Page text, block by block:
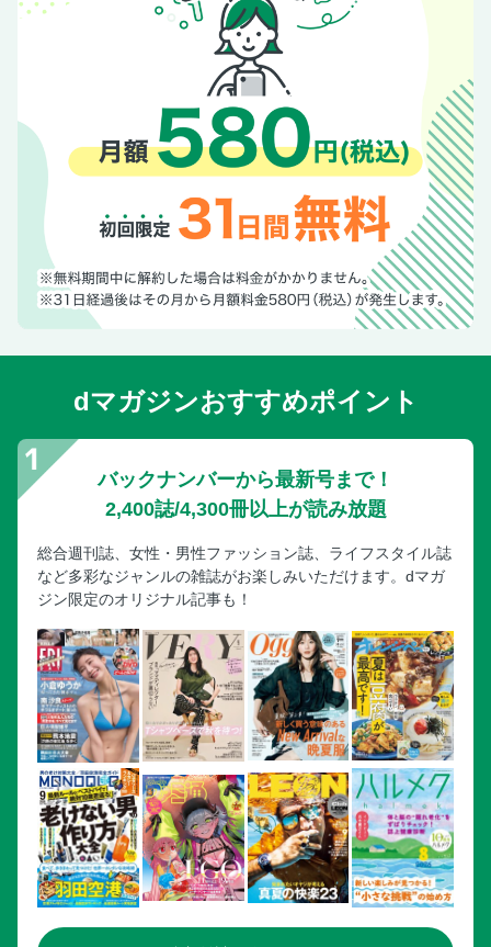
dマガジンおすすめポイント
バックナンバーから最新号まで！
2,400誌/4,300冊以上が読み放題
総合週刊誌、女性・男性ファッション誌、ライフスタイル誌
など多彩なジャンルの雑誌がお楽しみいただけます。dマガ
ジン限定のオリジナル記事も！